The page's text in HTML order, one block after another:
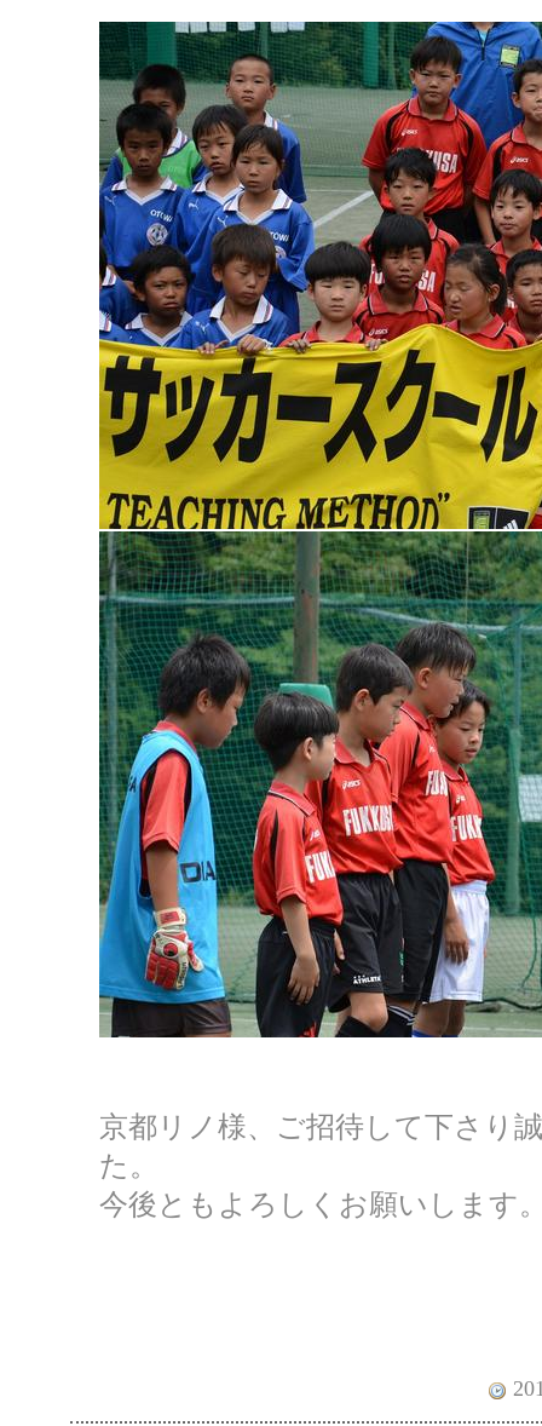
京都リノ様、ご招待して下さり
た。
今後ともよろしくお願いします